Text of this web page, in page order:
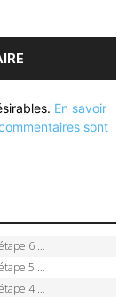
En savoir
sont
en jaune
Prévot coule
Prévot en crise